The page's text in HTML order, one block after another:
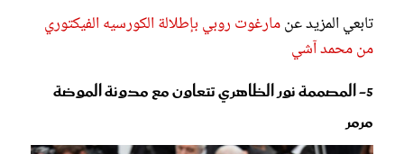
تابعي المزيد عنمارغوت روبي بإطلالة الكورسيه الفيكتوري
من محمد آشي
5- المصممة نور الظاهري تتعاون مع مدونة الموضة
مرمر